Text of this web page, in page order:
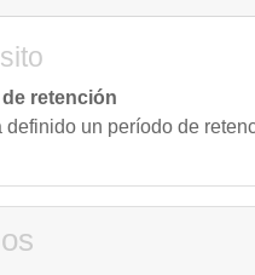
retención
definido un período de